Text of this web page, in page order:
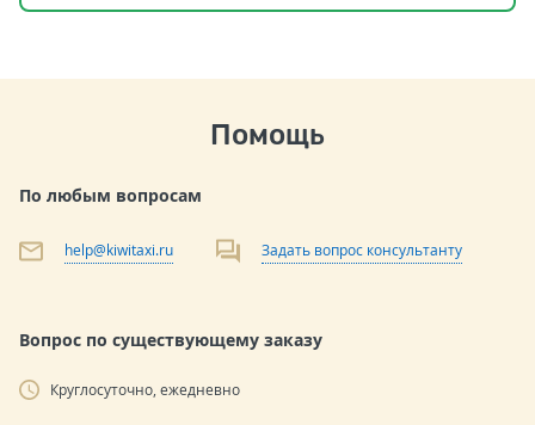
Помощь
По любым вопросам
help@kiwitaxi.ru Задать вопрос консультанту
Вопрос по существующему заказу
Круглосуточно, ежедневно